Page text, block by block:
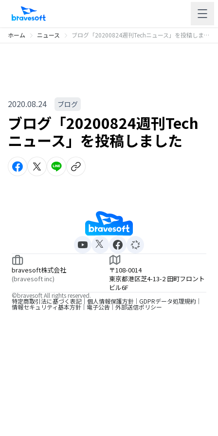
ホーム ニュース ブログ「20200824週刊Techニュース」を投稿しました
2020.08.24 ブログ
ブログ「20200824週刊Tech
ニュース」を投稿しました
bravesoft株式会社
(bravesoft inc)
〒108-0014
東京都港区芝4-13-2 田町フロント
ビル6F
特定商取引法に基づく表記 個人情報保護方針 GDPRデータ処理規約
情報セキュリティ基本方針 電子公告 外部送信ポリシー
©bravesoft All rights reserved.